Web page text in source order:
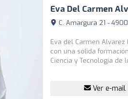
Eva Del Carmen
C. Amargura 21 -
Eva del Carmen
con una sólida
Ciencia y Tecnología de
Ver e-mail